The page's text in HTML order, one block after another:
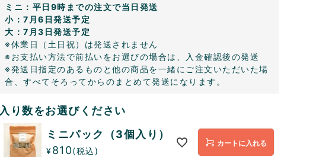
小パック（7個入り）
ミニ：平日9時までの注文で当日発送
小：7月6日発送予定
大：7月3日発送予定
※休業日（土日祝）は発送されません
※お支払い方法で前払いをお選びの場合は、入金確認後の発送
※発送日指定のあるものと他の商品を一緒にご注文いただいた場
合、すべてそろってからのまとめて発送になります。
入り数をお選びください
ミニパック（3個入り）
¥810 税込
カートに入れる